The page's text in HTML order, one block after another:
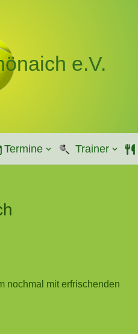
e.V.
Termine Trainer
nochmal mit erfrischenden